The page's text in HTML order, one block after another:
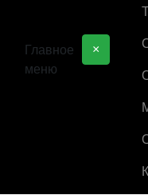
×
Главное
меню